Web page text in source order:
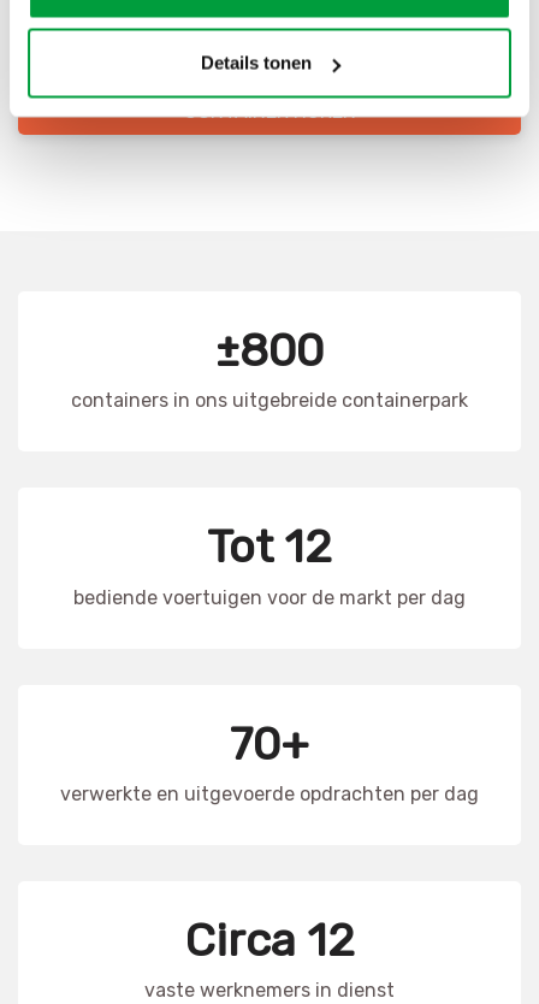
Details tonen
Goede kwaliteit
CONTAINER HUREN
±800
containers in ons uitgebreide containerpark
Tot 12
bediende voertuigen voor de markt per dag
70+
verwerkte en uitgevoerde opdrachten per dag
Circa 12
vaste werknemers in dienst